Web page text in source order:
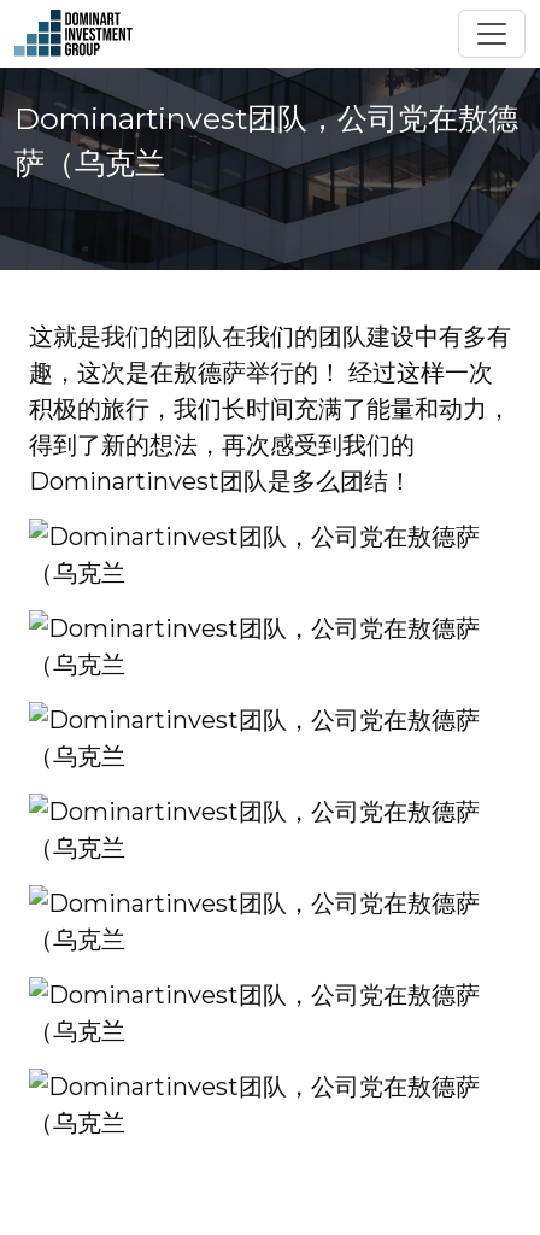
Dominartinvest团队，公司党在敖德
萨（乌克兰
这就是我们的团队在我们的团队建设中有多有
趣，这次是在敖德萨举行的！ 经过这样一次
积极的旅行，我们长时间充满了能量和动力，
得到了新的想法，再次感受到我们的
Dominartinvest团队是多么团结！